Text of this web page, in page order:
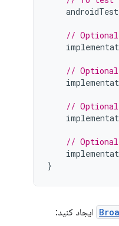
// Optional
// Optional
// Optional
//
}
ایجاد کنید: